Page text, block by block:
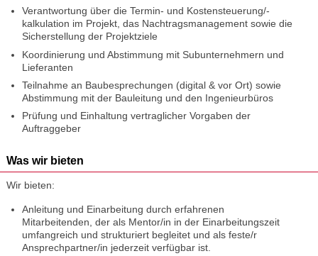
Verantwortung über die Termin- und Kostensteuerung/-
kalkulation im Projekt, das Nachtragsmanagement sowie die
Sicherstellung der Projektziele
Koordinierung und Abstimmung mit Subunternehmern und
Lieferanten
Teilnahme an Baubesprechungen (digital & vor Ort) sowie
Abstimmung mit der Bauleitung und den Ingenieurbüros
Prüfung und Einhaltung vertraglicher Vorgaben der
Auftraggeber
Was wir bieten
Wir bieten:
Anleitung und Einarbeitung durch erfahrenen
Mitarbeitenden, der als Mentor/in in der Einarbeitungszeit
umfangreich und strukturiert begleitet und als feste/r
Ansprechpartner/in jederzeit verfügbar ist.